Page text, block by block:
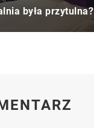
była przytulna?